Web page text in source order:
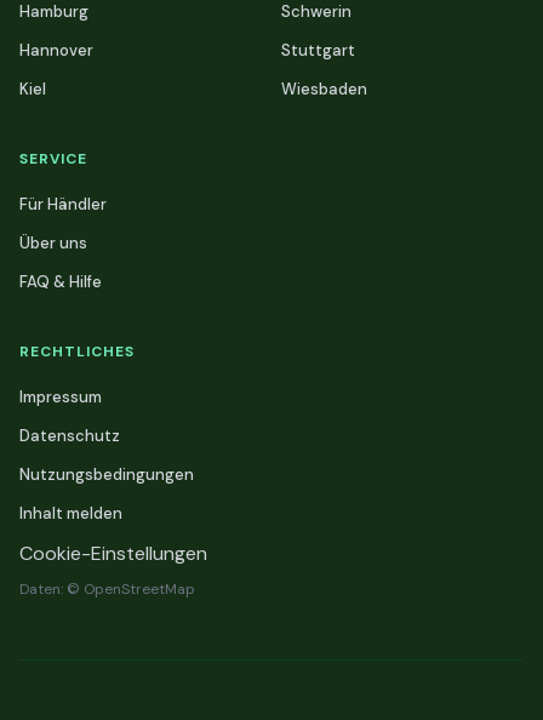
Hamburg
Hannover
Kiel
Schwerin
Stuttgart
Wiesbaden
SERVICE
Für Händler
Über uns
FAQ & Hilfe
RECHTLICHES
Impressum
Datenschutz
Nutzungsbedingungen
Inhalt melden
Cookie-Einstellungen
Daten: © OpenStreetMap